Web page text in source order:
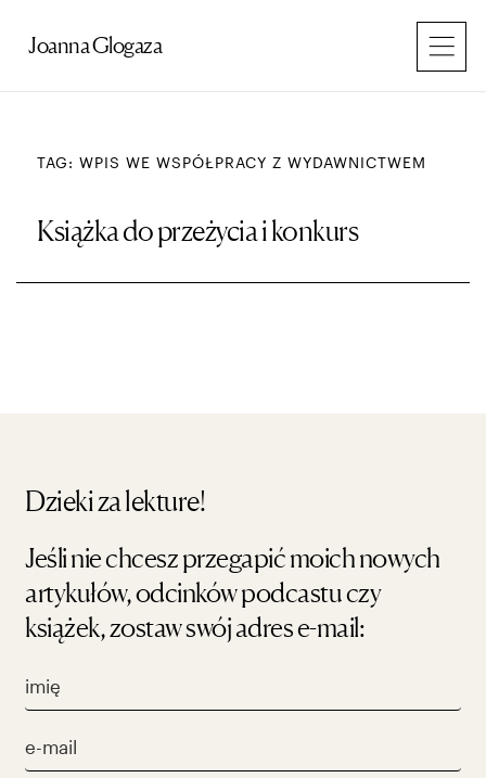
Joanna Glogaza
TAG: WPIS WE WSPÓŁPRACY Z WYDAWNICTWEM
Książka do przeżycia i konkurs
Dzieki za lekture!
Jeśli nie chcesz przegapić moich nowych
artykułów, odcinków podcastu czy
książek, zostaw swój adres e-mail: